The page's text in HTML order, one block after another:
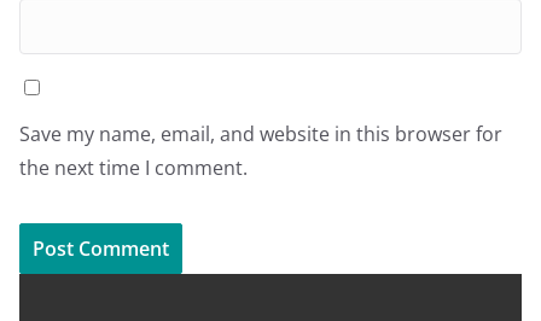
Save my name, email, and website in this browser for
the next time I comment.